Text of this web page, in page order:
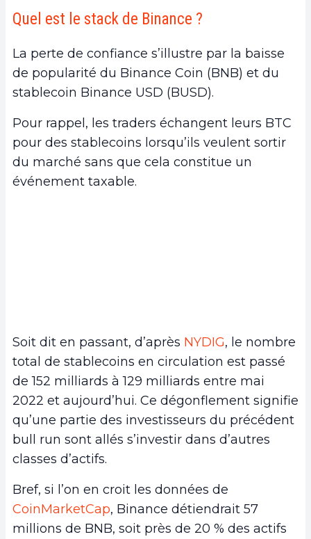
Quel est le stack de Binance ?
La perte de confiance s’illustre par la baisse
de popularité du Binance Coin (BNB) et du
stablecoin Binance USD (BUSD).
Pour rappel, les traders échangent leurs BTC
pour des stablecoins lorsqu’ils veulent sortir
du marché sans que cela constitue un
événement taxable.
Soit dit en passant, d’après NYDIG, le nombre
total de stablecoins en circulation est passé
de 152 milliards à 129 milliards entre mai
2022 et aujourd’hui. Ce dégonflement signifie
qu’une partie des investisseurs du précédent
bull run sont allés s’investir dans d’autres
classes d’actifs.
Bref, si l’on en croit les données de
CoinMarketCap, Binance détiendrait 57
millions de BNB, soit près de 20 % des actifs